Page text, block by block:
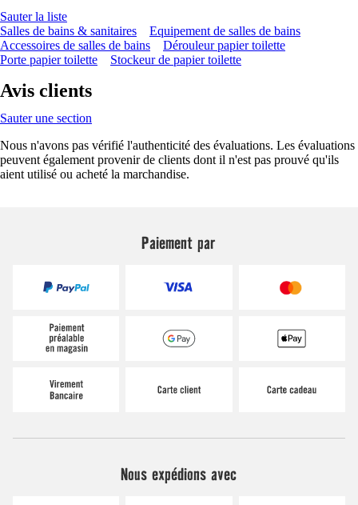
Sauter la liste
Salles de bains & sanitaires
Equipement de salles de bains
Accessoires de salles de bains
Dérouleur papier toilette
Porte papier toilette
Stockeur de papier toilette
Avis clients
Sauter une section
Nous n'avons pas vérifié l'authenticité des évaluations. Les évaluations
peuvent également provenir de clients dont il n'est pas prouvé qu'ils
aient utilisé ou acheté la marchandise.
Paiement par
Nous expédions avec